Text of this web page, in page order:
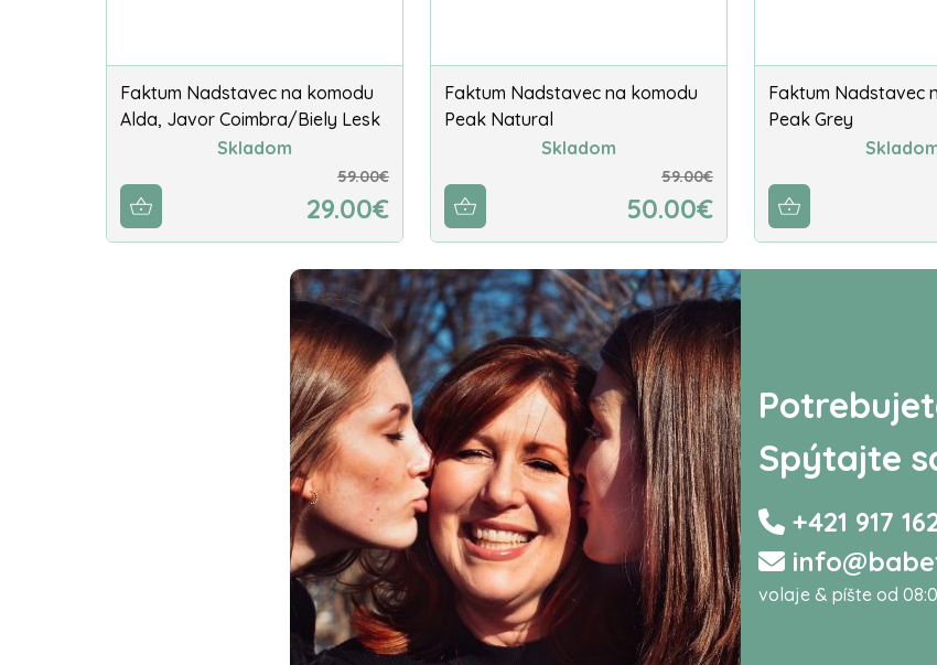
Faktum Nadstavec na komodu
Alda, Javor Coimbra/Biely Lesk
Skladom
59.00€
29.00€
Faktum Nadstavec na komodu
Peak Natural
Skladom
59.00€
50.00€
Faktum Nadstavec
Peak Grey
Spýtajte
+421 917
volaje & píšte od